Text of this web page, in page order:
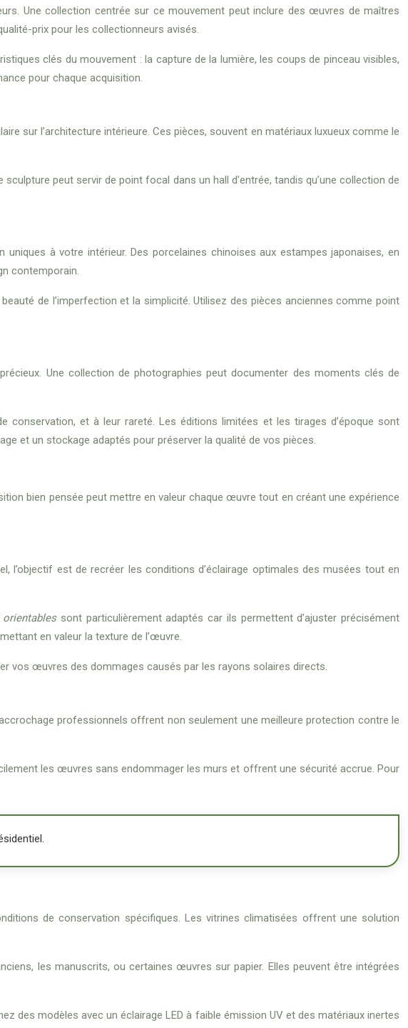
Une collection centrée sur ce mouvement peut inclure des œuvres de maîtres
prix pour les collectionneurs avisés.
clés du mouvement : la capture de la lumière, les coups de pinceau visibles,
pour chaque acquisition.
sur l’architecture intérieure. Ces pièces, souvent en matériaux luxueux comme le
peut servir de point focal dans un hall d’entrée, tandis qu’une collection de
à votre intérieur. Des porcelaines chinoises aux estampes japonaises, en
contemporain.
de l’imperfection et la simplicité. Utilisez des pièces anciennes comme point
Une collection de photographies peut documenter des moments clés de
et à leur rareté. Les éditions limitées et les tirages d’époque sont
et un stockage adaptés pour préserver la qualité de vos pièces.
bien pensée peut mettre en valeur chaque œuvre tout en créant une expérience
l’objectif est de recréer les conditions d’éclairage optimales des musées tout en
orientables sont particulièrement adaptés car ils permettent d’ajuster précisément
en valeur la texture de l’œuvre.
vos œuvres des dommages causés par les rayons solaires directs.
professionnels offrent non seulement une meilleure protection contre le
les œuvres sans endommager les murs et offrent une sécurité accrue. Pour
de conservation spécifiques. Les vitrines climatisées offrent une solution
les manuscrits, ou certaines œuvres sur papier. Elles peuvent être intégrées
des modèles avec un éclairage LED à faible émission UV et des matériaux inertes